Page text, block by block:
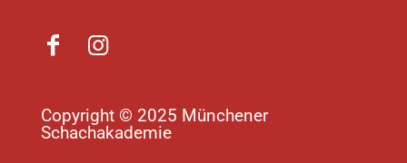
Copyright © 2025 Münchener
Schachakademie